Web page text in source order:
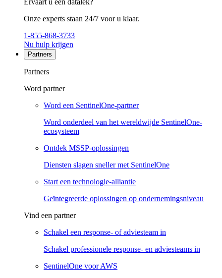
Ervaart u een datalek?
Onze experts staan 24/7 voor u klaar.
1-855-868-3733
Nu hulp krijgen
Partners
Partners
Word partner
Word een SentinelOne-partner
Word onderdeel van het wereldwijde SentinelOne-
ecosysteem
Ontdek MSSP-oplossingen
Diensten slagen sneller met SentinelOne
Start een technologie-alliantie
Geïntegreerde oplossingen op ondernemingsniveau
Vind een partner
Schakel een response- of adviesteam in
Schakel professionele response- en adviesteams in
SentinelOne voor AWS